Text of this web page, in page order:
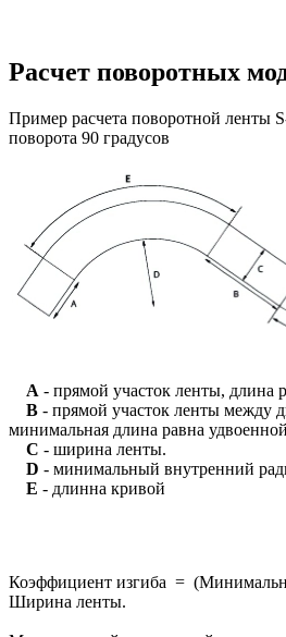
Расчет поворотных
Пример расчета поворотной ленты
поворота 90 градусов
A - прямой участок ленты, длина
B - прямой участок ленты между
минимальная длина равна
C - ширина ленты.
D - минимальный внутренний
E - длинна кривой
Коэффициент изгиба =
Ширина ленты.